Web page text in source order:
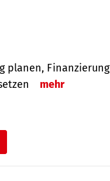
planen,
mehr